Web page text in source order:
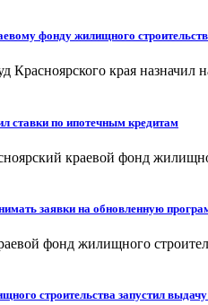
фонду жилищного
Красноярского края назначил
ставки по ипотечным кредитам
краевой фонд
заявки на обновленную
фонд жилищного
строительства запустил